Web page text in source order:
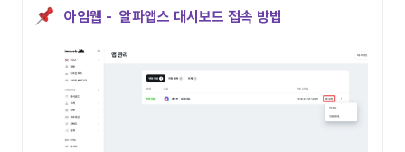
아임웹 -  알파앱스 대시보드 접속 방법